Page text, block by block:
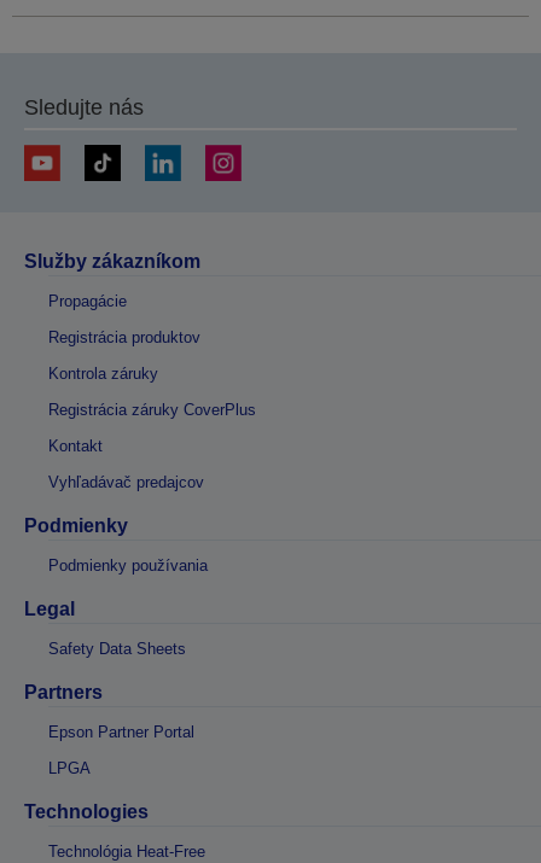
Sledujte nás
Služby zákazníkom
Propagácie
Registrácia produktov
Kontrola záruky
Registrácia záruky CoverPlus
Kontakt
Vyhľadávač predajcov
Podmienky
Podmienky používania
Legal
Safety Data Sheets
Partners
Epson Partner Portal
LPGA
Technologies
Technológia Heat-Free